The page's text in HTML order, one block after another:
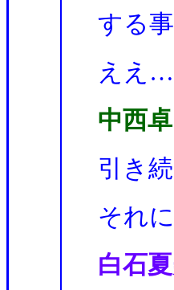
する
ええ…
中西
引き続
それ
白石